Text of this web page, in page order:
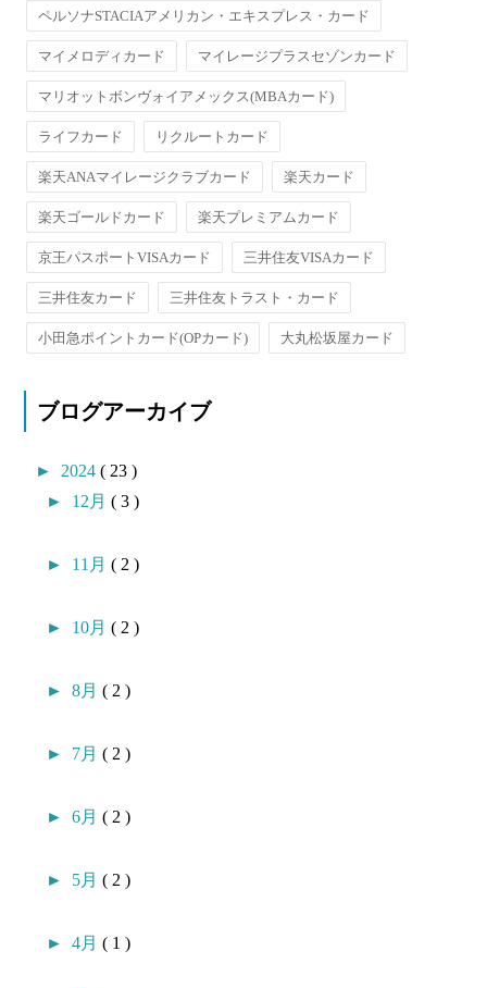
ペルソナSTACIAアメリカン・エキスプレス・カード
マイメロディカード マイレージプラスセゾンカード
マリオットボンヴォイアメックス(MBAカード)
ライフカード リクルートカード
楽天ANAマイレージクラブカード 楽天カード
楽天ゴールドカード 楽天プレミアムカード
京王パスポートVISAカード 三井住友VISAカード
三井住友カード 三井住友トラスト・カード
小田急ポイントカード(OPカード) 大丸松坂屋カード
ブログアーカイブ
► 2024( 23 )
► 12月( 3 )
► 11月( 2 )
► 10月( 2 )
►8月( 2 )
► 7月( 2 )
►6月( 2 )
► 5月( 2 )
►4月( 1 )